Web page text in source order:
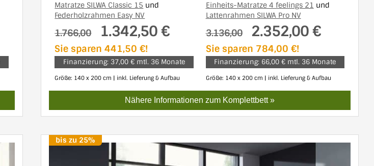
Matratze SILWA Classic 15 und
Federholzrahmen Easy NV
1.766,00 1.342,50 €
Sie sparen 441,50 €!
Finanzierung: 37,00 € mtl. 36 Monate
Größe: 140 x 200 cm | inkl. Lieferung & Aufbau
Einheits-Matratze 4 feelings 21 und
Lattenrahmen SILWA Pro NV
3.136,00 2.352,00 €
Sie sparen 784,00 €!
Finanzierung: 66,00 € mtl. 36 Monate
Größe: 140 x 200 cm | inkl. Lieferung & Aufbau
Nähere Informationen zum Komplettbett »
bis zu 25%